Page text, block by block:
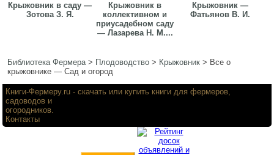
Крыжовник в саду —
Зотова З. Я.
Крыжовник в
коллективном и
приусадебном саду
— Лазарева Н. М....
Крыжовник —
Фатьянов В. И.
Библиотека Фермера> Плодоводство > Крыжовник > Все о
крыжовнике — Сад и огород
Книги-Фермеру.ru - скачать или купить книги для фермеров,
садоводов и
огородников.
Контакты